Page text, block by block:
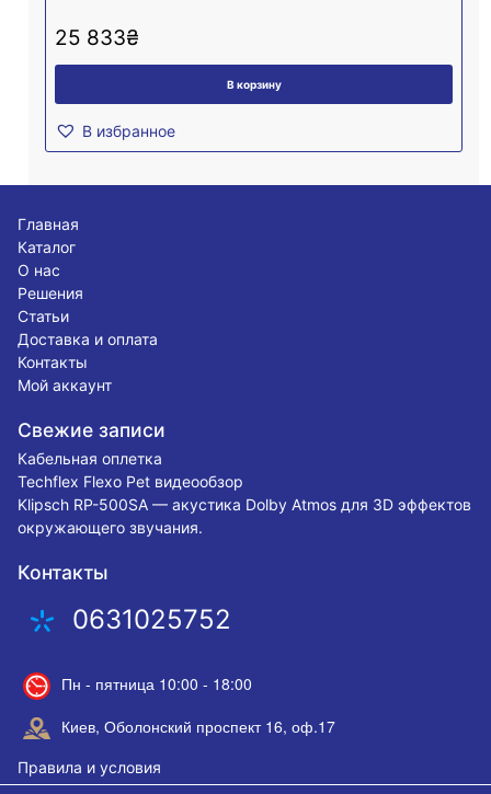
25 833₴
В корзину
В избранное
Главная
Каталог
О нас
Решения
Статьи
Доставка и оплата
Контакты
Мой аккаунт
Свежие записи
Кабельная оплетка
Techflex Flexo Pet видеообзор
Klipsch RP-500SA — акустика Dolby Atmos для 3D эффектов
окружающего звучания.
Контакты
0631025752
Пн - пятница 10:00 - 18:00
Киев, Оболонский проспект 16, оф.17
Правила и условия